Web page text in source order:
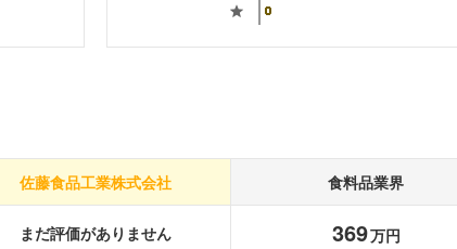
佐藤食品工業株式会社 食料品業界
まだ評価がありません 369万円